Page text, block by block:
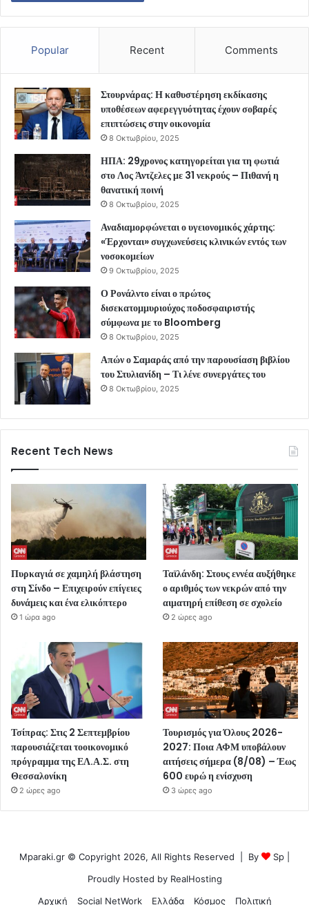
Popular Recent Comments
Στουρνάρας: Η καθυστέρηση εκδίκασης
υποθέσεων αφερεγγυότητας έχουν σοβαρές
επιπτώσεις στην οικονομία
8 Οκτωβρίου, 2025
ΗΠΑ: 29χρονος κατηγορείται για τη φωτιά
στο Λος Άντζελες με 31 νεκρούς – Πιθανή η
θανατική ποινή
8 Οκτωβρίου, 2025
Αναδιαμορφώνεται ο υγειονομικός χάρτης:
«Έρχονται» συγχωνεύσεις κλινικών εντός των
νοσοκομείων
9 Οκτωβρίου, 2025
Ο Ρονάλντο είναι ο πρώτος
δισεκατομμυριούχος ποδοσφαιριστής
σύμφωνα με το Bloomberg
8 Οκτωβρίου, 2025
Απών ο Σαμαράς από την παρουσίαση βιβλίου
του Στυλιανίδη – Τι λένε συνεργάτες του
8 Οκτωβρίου, 2025
Recent Tech News
Πυρκαγιά σε χαμηλή βλάστηση
στη Σίνδο – Επιχειρούν επίγειες
δυνάμεις και ένα ελικόπτερο
1 ώρα ago
Ταϊλάνδη: Στους εννέα αυξήθηκε
ο αριθμός των νεκρών από την
αιματηρή επίθεση σε σχολείο
2 ώρες ago
Τσίπρας: Στις 2 Σεπτεμβρίου
παρουσιάζεται τοοικονομικό
πρόγραμμα της ΕΛ.Α.Σ. στη
Θεσσαλονίκη
2 ώρες ago
Τουρισμός για Όλους 2026-
2027: Ποια ΑΦΜ υποβάλουν
αιτήσεις σήμερα (8/08) – Έως
600 ευρώ η ενίσχυση
3 ώρες ago
Mparaki.gr © Copyright 2026, All Rights Reserved | By Sp
Proudly Hosted by RealHosting
Αρχική
Social NetWork Ελλάδα Κόσμος Πολιτική